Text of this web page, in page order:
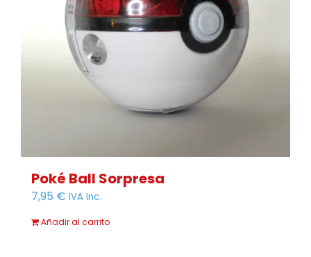
Poké Ball Sorpresa
7,95 € IVA Inc.
Añadir al carrito